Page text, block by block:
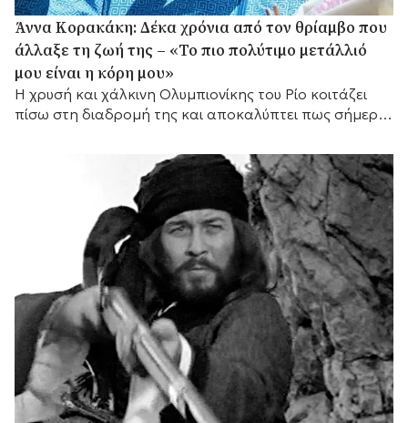
Άννα Κορακάκη: Δέκα χρόνια από τον θρίαμβο που
άλλαξε τη ζωή της – «Το πιο πολύτιμο μετάλλιό
μου είναι η κόρη μου»
Η χρυσή και χάλκινη Ολυμπιονίκης του Ρίο κοιτάζει
πίσω στη διαδρομή της και αποκαλύπτει πως σήμερα